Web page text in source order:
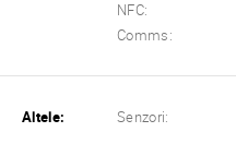
NFC:
Comms:
Altele: Senzori: